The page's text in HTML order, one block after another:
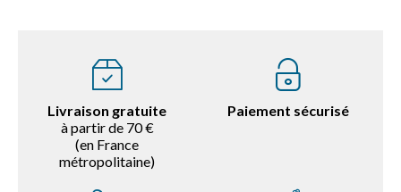
Livraison gratuite
à partir de 70 €
(en France
métropolitaine)
Paiement sécurisé